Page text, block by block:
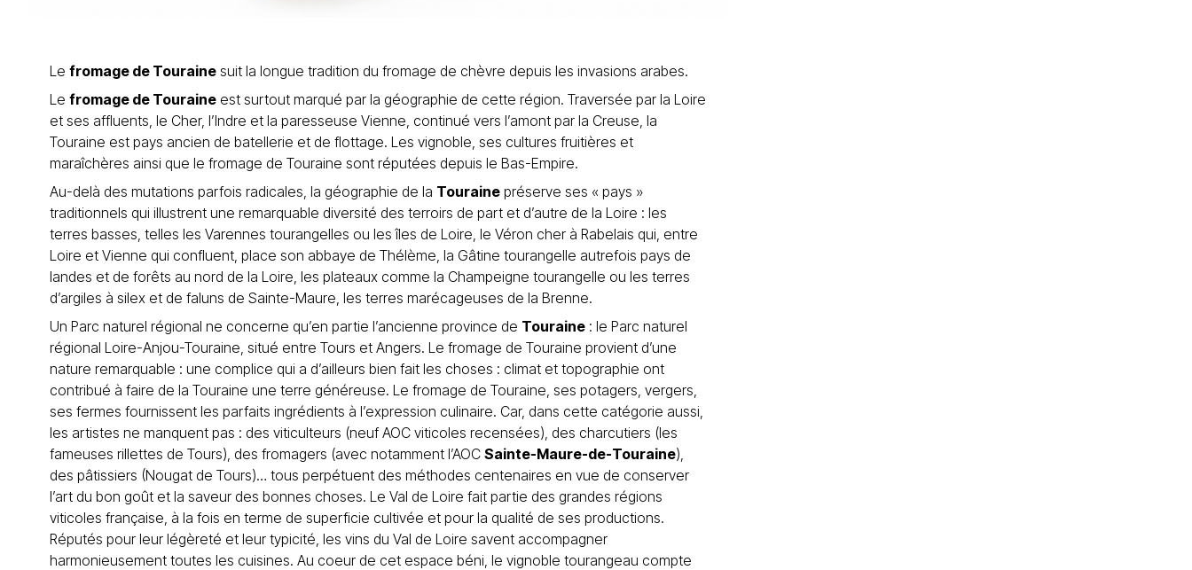
Le fromage de Touraine suit la longue tradition du fromage de chèvre depuis les invasions arabes.
Le fromage de Touraine est surtout marqué par la géographie de cette région. Traversée par la Loire
et ses affluents, le Cher, l’Indre et la paresseuse Vienne, continué vers l’amont par la Creuse, la
Touraine est pays ancien de batellerie et de flottage. Les vignoble, ses cultures fruitières et
maraîchères ainsi que le fromage de Touraine sont réputées depuis le Bas-Empire.
Au-delà des mutations parfois radicales, la géographie de la Touraine préserve ses « pays »
traditionnels qui illustrent une remarquable diversité des terroirs de part et d’autre de la Loire : les
terres basses, telles les Varennes tourangelles ou les îles de Loire, le Véron cher à Rabelais qui, entre
Loire et Vienne qui confluent, place son abbaye de Thélème, la Gâtine tourangelle autrefois pays de
landes et de forêts au nord de la Loire, les plateaux comme la Champeigne tourangelle ou les terres
d’argiles à silex et de faluns de Sainte-Maure, les terres marécageuses de la Brenne.
Un Parc naturel régional ne concerne qu’en partie l’ancienne province de Touraine : le Parc naturel
régional Loire-Anjou-Touraine, situé entre Tours et Angers. Le fromage de Touraine provient d’une
nature remarquable : une complice qui a d’ailleurs bien fait les choses : climat et topographie ont
contribué à faire de la Touraine une terre généreuse. Le fromage de Touraine, ses potagers, vergers,
ses fermes fournissent les parfaits ingrédients à l’expression culinaire. Car, dans cette catégorie aussi,
les artistes ne manquent pas : des viticulteurs (neuf AOC viticoles recensées), des charcutiers (les
fameuses rillettes de Tours), des fromagers (avec notamment l’AOC Sainte-Maure-de-Touraine),
des pâtissiers (Nougat de Tours)… tous perpétuent des méthodes centenaires en vue de conserver
l’art du bon goût et la saveur des bonnes choses. Le Val de Loire fait partie des grandes régions
viticoles française, à la fois en terme de superficie cultivée et pour la qualité de ses productions.
Réputés pour leur légèreté et leur typicité, les vins du Val de Loire savent accompagner
harmonieusement toutes les cuisines. Au coeur de cet espace béni, le vignoble tourangeau compte